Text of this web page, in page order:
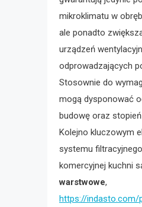
mikroklimatu w
ale ponadto
urządzeń
odprowadzających
Stosownie do
mogą dysponować
budowę oraz
Kolejno kluczowym
systemu
komercyjnej kuchni
warstwowe,
https://indasto.com/